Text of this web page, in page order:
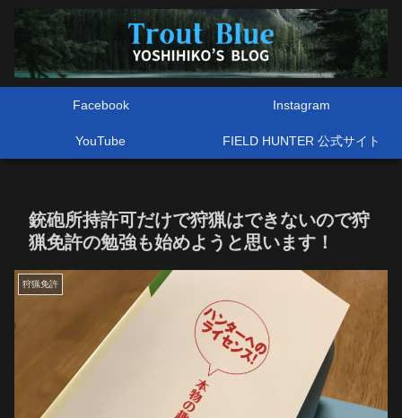
Facebook Instagram
YouTube FIELD HUNTER 公式サイト
銃砲所持許可だけで狩猟はできないので狩
猟免許の勉強も始めようと思います！
狩猟免許